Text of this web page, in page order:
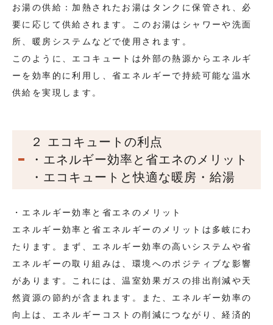
お湯の供給：加熱されたお湯はタンクに保管され、必
要に応じて供給されます。このお湯はシャワーや洗面
所、暖房システムなどで使用されます。
このように、エコキュートは外部の熱源からエネルギ
ーを効率的に利用し、省エネルギーで持続可能な温水
供給を実現します。
２ エコキュートの利点
・エネルギー効率と省エネのメリット
・エコキュートと快適な暖房・給湯
・エネルギー効率と省エネのメリット
エネルギー効率と省エネルギーのメリットは多岐にわ
たります。まず、エネルギー効率の高いシステムや省
エネルギーの取り組みは、環境へのポジティブな影響
があります。これには、温室効果ガスの排出削減や天
然資源の節約が含まれます。また、エネルギー効率の
向上は、エネルギーコストの削減につながり、経済的